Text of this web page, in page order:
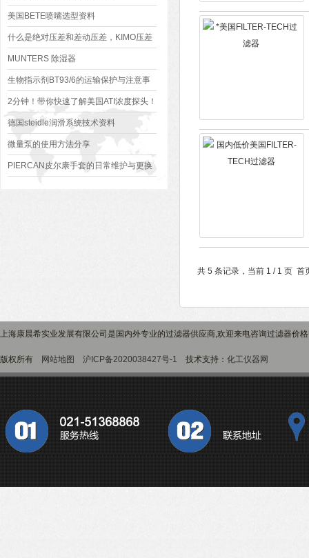
美国BETE喷嘴选型资料
什么是绝对压差和差动压差，KIMO压差
变送器如何测量它们？
MUNTERS 除湿器
生物指示剂BT93/6的运输保护与注意事
项
2分钟！带你快速了解美国ATI浓度探头！
德国steidle润滑系统技术资料
微量泵的使用方法分享
PIERCAN皮尔康手套的日常维护与更换
共 5 条记录，当前 1 / 1 页
上海康晨希实业发展有限公司是国内外专业的过滤器供应商,欢迎来电咨询过滤器价
版权所有 网站地图 沪ICP备2020038427号-1 技术支持： 化工仪器网